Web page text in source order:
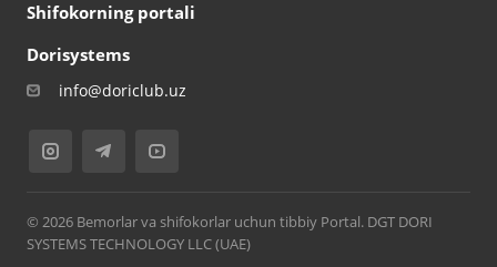
Shifokorning portali
Dorisystems
info@doriclub.uz
© 2026 Bemorlar va shifokorlar uchun tibbiy Portal. DGT DORI
SYSTEMS TECHNOLOGY LLC (UAE)